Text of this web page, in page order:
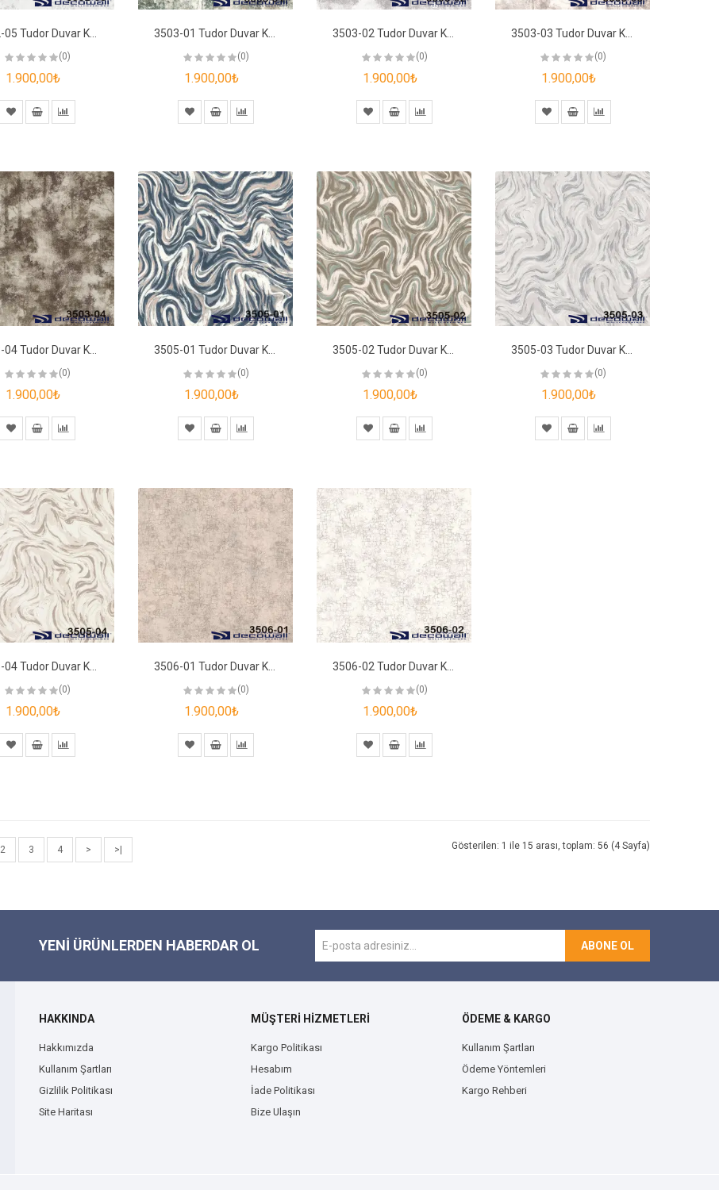
(0)
1.900,00₺
(0)
1.900,00₺
(0)
1.900,00₺
(0)
1.900,00₺
(0)
1.900,00₺
(0)
1.900,00₺
(0)
1.900,00₺
(0)
1.900,00₺
(0)
1.900,00₺
(0)
1.900,00₺
(0)
1.900,00₺
2 3 4 > >| Gösterilen: 1 ile 15 arası, toplam: 56 (4 Sayfa)
YENI ÜRÜNLERDEN HABERDAR OL ABONE OL
HAKKINDA
Hakkımızda
Kullanım Şartları
Gizlilik Politikası
Site Haritası
MÜŞTERİ HİZMETLERİ
Kargo Politikası
Hesabım
İade Politikası
Bize Ulaşın
ÖDEME & KARGO
Kullanım Şartları
Ödeme Yöntemleri
Kargo Rehberi